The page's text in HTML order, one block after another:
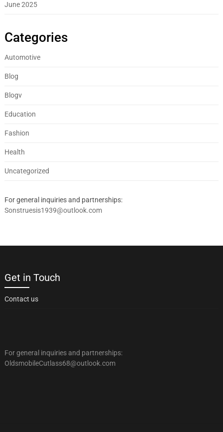
June 2025
Categories
Automotive
Blog
Blogv
Education
Fashion
Health
Uncategorized
For general inquiries and partnerships:
Sonstruesis1939@outlook.com
Get in Touch
Contact us
For general inquiries and partnerships:
OldsmobileCutlass68@outlook.com